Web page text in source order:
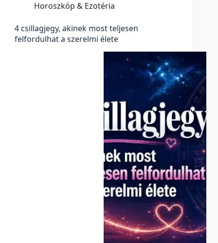
Horoszkóp & Ezotéria
4 csillagjegy, akinek most teljesen
felfordulhat a szerelmi élete